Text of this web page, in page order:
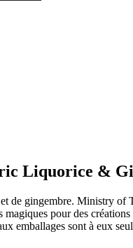
Liquorice &
de gingembre. Ministry of
pour des
emballages sont à eux